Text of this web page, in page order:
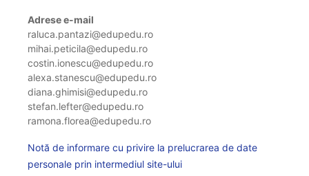
Adrese e-mail
raluca.pantazi@edupedu.ro
mihai.peticila@edupedu.ro
costin.ionescu@edupedu.ro
alexa.stanescu@edupedu.ro
diana.ghimisi@edupedu.ro
stefan.lefter@edupedu.ro
ramona.florea@edupedu.ro
Notă de informare cu privire la prelucrarea de date
personale prin intermediul site-ului